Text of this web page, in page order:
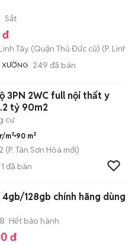
Sắt
đ
Tây (Quận Thủ Đức cũ) (P. Linh
XƯỞNG 249 đã bán
3PN 2WC full nội thất y
tỷ 90m2
cư
m² 90 m²
(P. Tân Sơn Hòa mới)
1 đã bán
4gb/128gb chính hãng dùng
Hết bảo hành
đ